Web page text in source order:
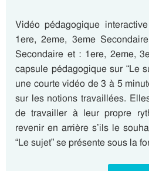
Vidéo pédagogique
1ere, 2eme, 3eme
Secondaire et : 1ere, 2eme,
capsule pédagogique sur “Le
une courte vidéo de 3 à 5
sur les notions travaillées.
de travailler à leur propre
revenir en arrière s’ils le
“Le sujet” se présente sous la